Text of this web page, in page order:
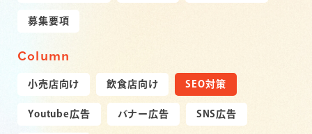
募集要項
Column
小売店向け 飲食店向け SEO対策
Youtube広告 バナー広告 SNS広告